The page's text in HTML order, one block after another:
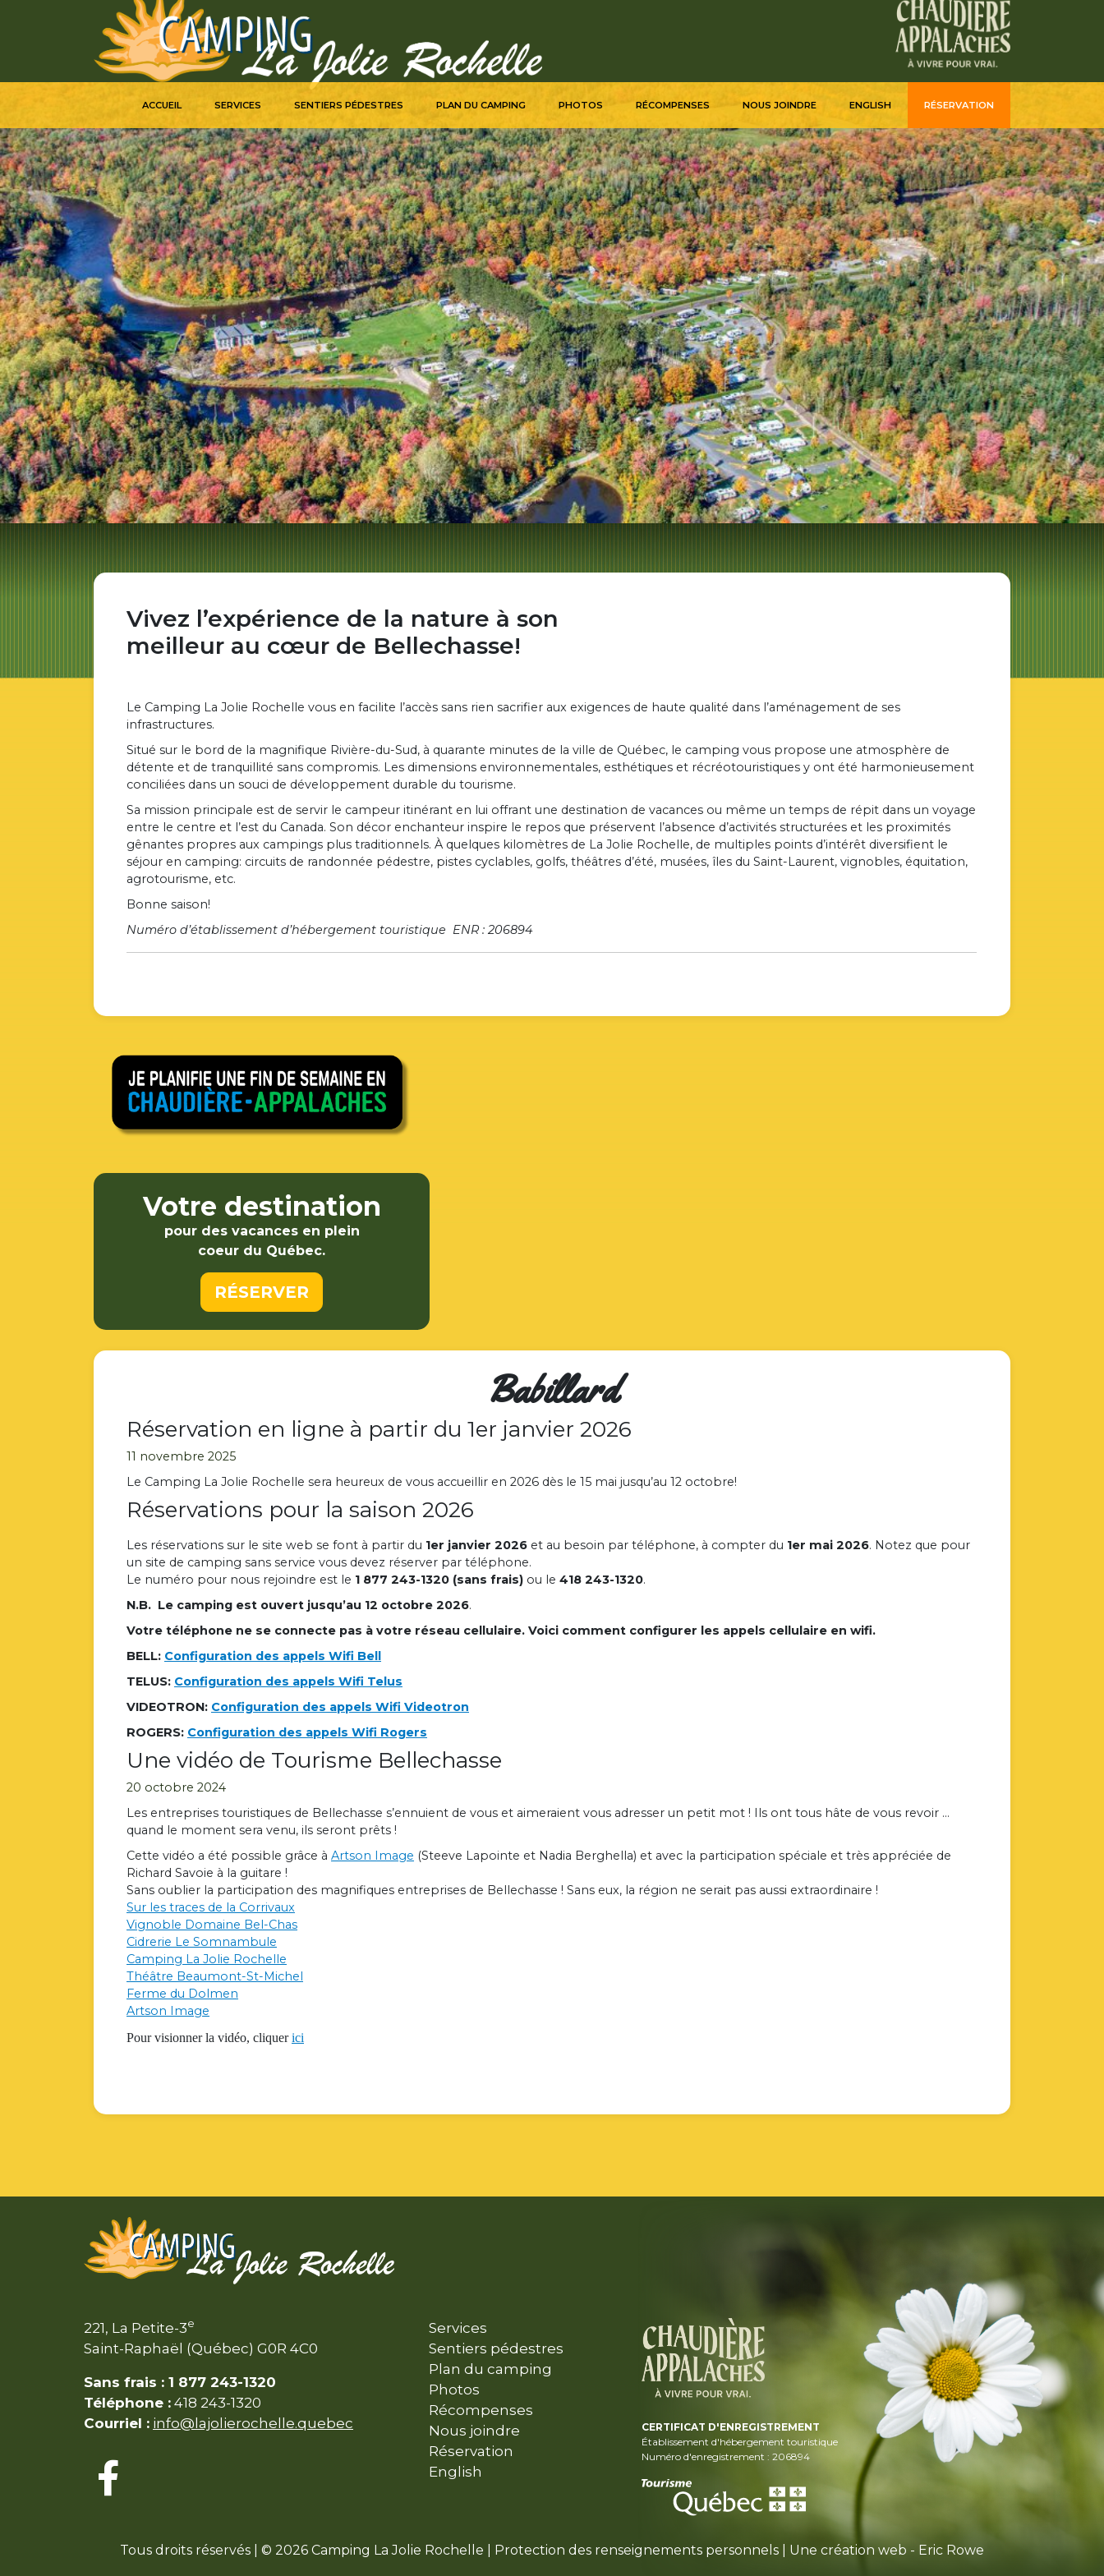
ACCUEIL SERVICES SENTIERS PÉDESTRES PLAN DU CAMPING PHOTOS RÉCOMPENSES NOUS JOINDRE ENGLISH RÉSERVATION
Vivez l’expérience de la nature à son
meilleur au cœur de Bellechasse!
Le Camping La Jolie Rochelle vous en facilite l’accès sans rien sacrifier aux exigences de haute qualité dans l’aménagement de ses
infrastructures.
Situé sur le bord de la magnifique Rivière-du-Sud, à quarante minutes de la ville de Québec, le camping vous propose une atmosphère de
détente et de tranquillité sans compromis. Les dimensions environnementales, esthétiques et récréotouristiques y ont été harmonieusement
conciliées dans un souci de développement durable du tourisme.
Sa mission principale est de servir le campeur itinérant en lui offrant une destination de vacances ou même un temps de répit dans un voyage
entre le centre et l’est du Canada. Son décor enchanteur inspire le repos que préservent l’absence d’activités structurées et les proximités
gênantes propres aux campings plus traditionnels. À quelques kilomètres de La Jolie Rochelle, de multiples points d’intérêt diversifient le
séjour en camping: circuits de randonnée pédestre, pistes cyclables, golfs, théâtres d’été, musées, îles du Saint-Laurent, vignobles, équitation,
agrotourisme, etc.
Bonne saison!
Numéro d’établissement d’hébergement touristique ENR : 206894
Votre destination
pour des vacances en plein
coeur du Québec.
RÉSERVER
Babillard
Réservation en ligne à partir du 1er janvier 2026
11 novembre 2025
Le Camping La Jolie Rochelle sera heureux de vous accueillir en 2026 dès le 15 mai jusqu’au 12 octobre!
Réservations pour la saison 2026
Les réservations sur le site web se font à partir du 1er janvier 2026 et au besoin par téléphone, à compter du 1er mai 2026. Notez que pour
un site de camping sans service vous devez réserver par téléphone.
Le numéro pour nous rejoindre est le 1 877 243-1320 (sans frais) ou le 418 243-1320.
N.B. Le camping est ouvert jusqu’au 12 octobre 2026.
Votre téléphone ne se connecte pas à votre réseau cellulaire. Voici comment configurer les appels cellulaire en wifi.
BELL: Configuration des appels Wifi Bell
TELUS: Configuration des appels Wifi Telus
VIDEOTRON: Configuration des appels Wifi Videotron
ROGERS: Configuration des appels Wifi Rogers
Une vidéo de Tourisme Bellechasse
20 octobre 2024
Les entreprises touristiques de Bellechasse s’ennuient de vous et aimeraient vous adresser un petit mot ! Ils ont tous hâte de vous revoir …
quand le moment sera venu, ils seront prêts !
Cette vidéo a été possible grâce à Artson Image (Steeve Lapointe et Nadia Berghella) et avec la participation spéciale et très appréciée de
Richard Savoie à la guitare !
Sans oublier la participation des magnifiques entreprises de Bellechasse ! Sans eux, la région ne serait pas aussi extraordinaire !
Sur les traces de la Corrivaux
Vignoble Domaine Bel-Chas
Cidrerie Le Somnambule
Camping La Jolie Rochelle
Théâtre Beaumont-St-Michel
Ferme du Dolmen
Artson Image
Pour visionner la vidéo, cliquerici
221, La Petite-3e
Saint-Raphaël (Québec) G0R 4C0
Sans frais : 1 877 243-1320
Téléphone : 418 243-1320
Courriel : info@lajolierochelle.quebec
Services
Sentiers pédestres
Plan du camping
Photos
Récompenses
Nous joindre
Réservation
English
CERTIFICAT D'ENREGISTREMENT
Établissement d'hébergement touristique
Numéro d'enregistrement : 206894
Tous droits réservés | © 2026 Camping La Jolie Rochelle | Protection des renseignements personnels | Une création web - Eric Rowe